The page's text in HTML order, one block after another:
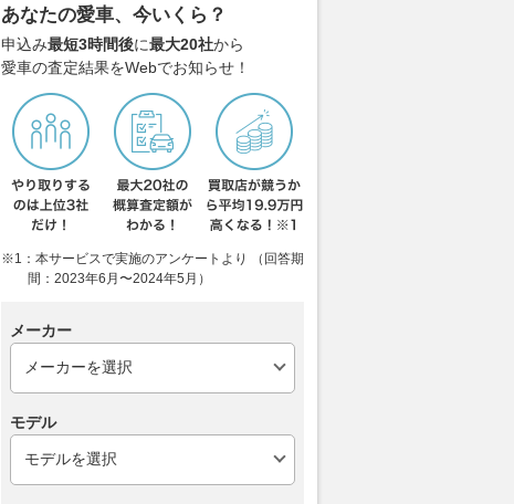
あなたの愛車、今いくら？
申込み最短3時間後に最大20社から
愛車の査定結果をWebでお知らせ！
※1：本サービスで実施のアンケートより （回答期
間：2023年6月〜2024年5月）
メーカー
モデル